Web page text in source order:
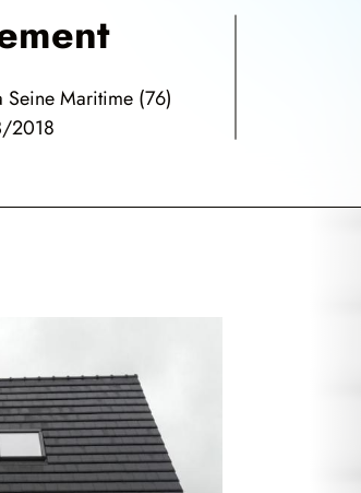
Seine Maritime (76)
2018